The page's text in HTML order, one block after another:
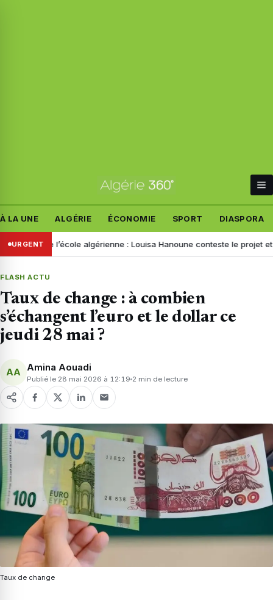
À LA UNE ALGÉRIE ÉCONOMIE SPORT DIASPORA
URGENT
de l’école algérienne : Louisa Hanoune conteste le projet et
FLASH ACTU
Taux de change : à combien
s’échangent l’euro et le dollar ce
jeudi 28 mai ?
AA Amina Aouadi
Publié le 28 mai 2026 à 12:19 2 min de lecture
Taux de change